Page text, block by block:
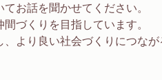
お話を聞かせてください。
づくりを目指しています。
より良い社会づくりにつなが